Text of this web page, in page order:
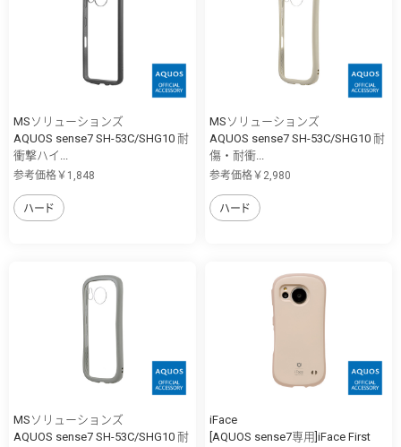
MSソリューションズ
AQUOS sense7 SH-53C/SHG10 耐
衝撃ハイ...
参考価格￥1,848
ハード
MSソリューションズ
AQUOS sense7 SH-53C/SHG10 耐
傷・耐衝...
参考価格￥2,980
ハード
MSソリューションズ
AQUOS sense7 SH-53C/SHG10 耐
iFace
[AQUOS sense7専用]iFace First